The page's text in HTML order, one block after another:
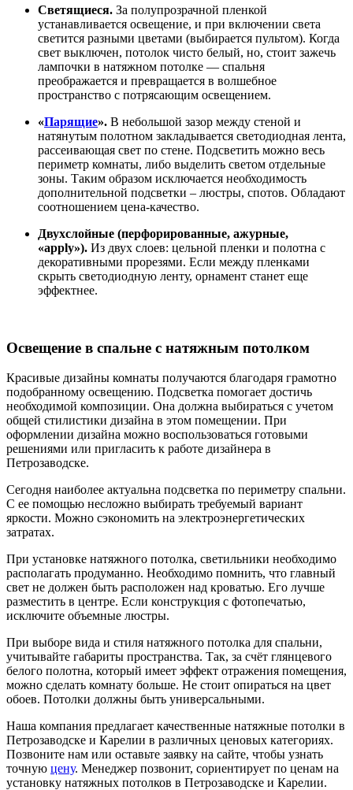
Светящиеся. За полупрозрачной пленкой
устанавливается освещение, и при включении света
светится разными цветами (выбирается пультом). Когда
свет выключен, потолок чисто белый, но, стоит зажечь
лампочки в натяжном потолке — спальня
преображается и превращается в волшебное
пространство с потрясающим освещением.
«Парящие». В небольшой зазор между стеной и
натянутым полотном закладывается светодиодная лента,
рассеивающая свет по стене. Подсветить можно весь
периметр комнаты, либо выделить светом отдельные
зоны. Таким образом исключается необходимость
дополнительной подсветки – люстры, спотов. Обладают
соотношением цена-качество.
Двухслойные (перфорированные, ажурные,
«apply»). Из двух слоев: цельной пленки и полотна с
декоративными прорезями. Если между пленками
скрыть светодиодную ленту, орнамент станет еще
эффектнее.
Освещение в спальне с натяжным потолком
Красивые дизайны комнаты получаются благодаря грамотно
подобранному освещению. Подсветка помогает достичь
необходимой композиции. Она должна выбираться с учетом
общей стилистики дизайна в этом помещении. При
оформлении дизайна можно воспользоваться готовыми
решениями или пригласить к работе дизайнера в
Петрозаводске.
Сегодня наиболее актуальна подсветка по периметру спальни.
С ее помощью несложно выбирать требуемый вариант
яркости. Можно сэкономить на электроэнергетических
затратах.
При установке натяжного потолка, светильники необходимо
располагать продуманно. Необходимо помнить, что главный
свет не должен быть расположен над кроватью. Его лучше
разместить в центре. Если конструкция с фотопечатью,
исключите объемные люстры.
При выборе вида и стиля натяжного потолка для спальни,
учитывайте габариты пространства. Так, за счёт глянцевого
белого полотна, который имеет эффект отражения помещения,
можно сделать комнату больше. Не стоит опираться на цвет
обоев. Потолки должны быть универсальными.
Наша компания предлагает качественные натяжные потолки в
Петрозаводске и Карелии в различных ценовых категориях.
Позвоните нам или оставьте заявку на сайте, чтобы узнать
точную цену. Менеджер позвонит, сориентирует по ценам на
установку натяжных потолков в Петрозаводске и Карелии.